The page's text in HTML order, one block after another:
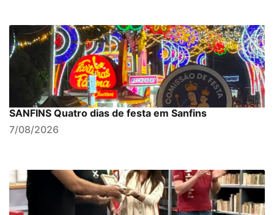
SANFINS Quatro dias de festa em Sanfins
7/08/2026